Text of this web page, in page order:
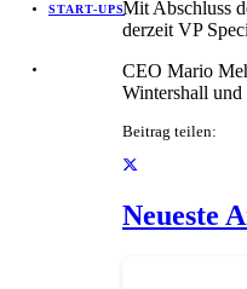
START-UPSMit Abschluss
derzeit VP
CEO Mario
Wintershall
Beitrag teilen:
Neueste